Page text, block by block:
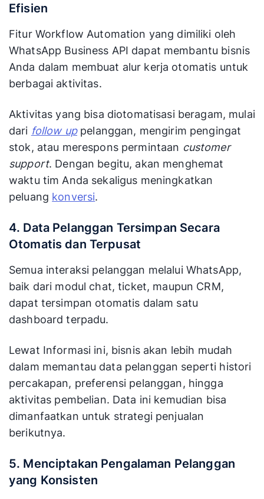
Efisien
Fitur Workflow Automation yang dimiliki oleh
WhatsApp Business API dapat membantu bisnis
Anda dalam membuat alur kerja otomatis untuk
berbagai aktivitas.
Aktivitas yang bisa diotomatisasi beragam, mulai
dari follow uppelanggan, mengirim pengingat
stok, atau merespons permintaan customer
support. Dengan begitu, akan menghemat
waktu tim Anda sekaligus meningkatkan
peluang konversi.
4. Data Pelanggan Tersimpan Secara
Otomatis dan Terpusat
Semua interaksi pelanggan melalui WhatsApp,
baik dari modul chat, ticket, maupun CRM,
dapat tersimpan otomatis dalam satu
dashboard terpadu.
Lewat Informasi ini, bisnis akan lebih mudah
dalam memantau data pelanggan seperti histori
percakapan, preferensi pelanggan, hingga
aktivitas pembelian. Data ini kemudian bisa
dimanfaatkan untuk strategi penjualan
berikutnya.
5. Menciptakan Pengalaman Pelanggan
yang Konsisten